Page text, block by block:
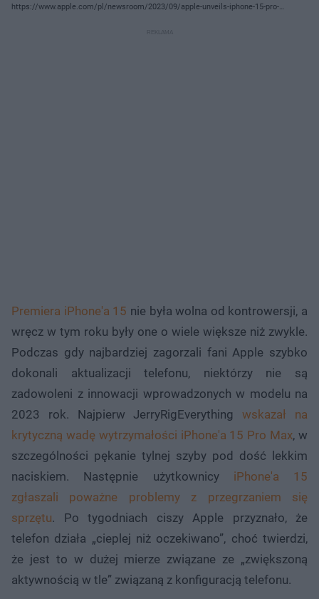
https://www.apple.com/pl/newsroom/2023/09/apple-unveils-iphone-15-pro-
Premiera iPhone'a 15 nie była wolna od kontrowersji, a
wręcz w tym roku były one o wiele większe niż zwykle.
Podczas gdy najbardziej zagorzali fani Apple szybko
dokonali aktualizacji telefonu, niektórzy nie są
zadowoleni z innowacji wprowadzonych w modelu na
2023 rok. Najpierw JerryRigEverythingwskazał na
krytyczną wadę wytrzymałości iPhone'a 15 Pro Max, w
szczególności pękanie tylnej szyby pod dość lekkim
naciskiem. Następnie użytkownicyiPhone'a 15
zgłaszali poważne problemy z przegrzaniem się
sprzętu. Po tygodniach ciszy Apple przyznało, że
telefon działa „cieplej niż oczekiwano”, choć twierdzi,
że jest to w dużej mierze związane ze „zwiększoną
aktywnością w tle” związaną z konfiguracją telefonu.